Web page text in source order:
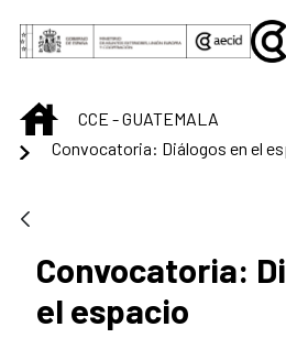
Saltar al contenido principal
INICIOCCE - GUATEMALA
Convocatoria: Diálogos en el
Convocatoria:
el espacio